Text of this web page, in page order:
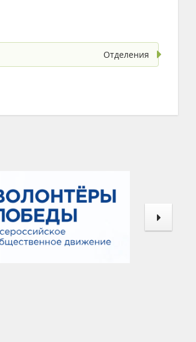
Отделения